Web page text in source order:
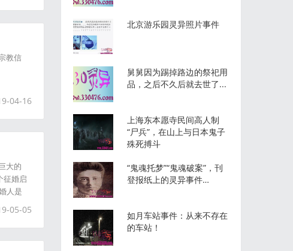
教信
04-16
大的
征婚启
人是
05-05
北京游乐园灵异照片事件
舅舅因为踢掉路边的祭祀用
品，之后不久后就去世了...
上海东本愿寺民间高人制
“尸兵”，在山上与日本鬼子
殊死搏斗
“鬼魂托梦”“鬼魂破案”，刊
登报纸上的灵异事件…
如月车站事件：从来不存在
的车站！